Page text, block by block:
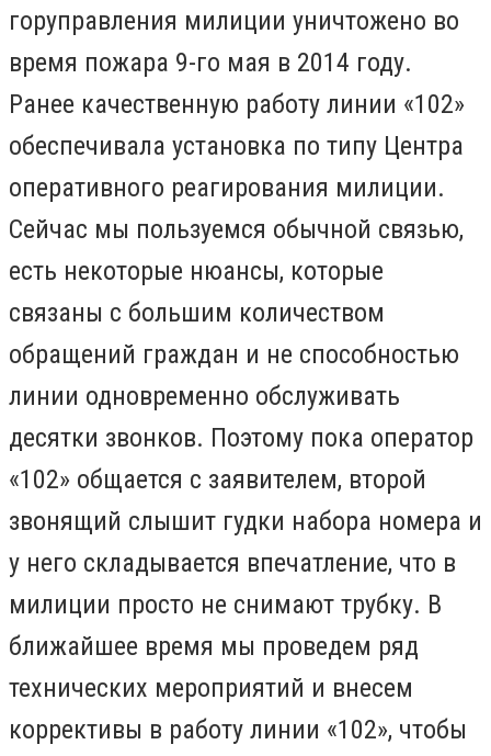
горуправления милиции уничтожено во
время пожара 9-го мая в 2014 году.
Ранее качественную работу линии «102»
обеспечивала установка по типу Центра
оперативного реагирования милиции.
Сейчас мы пользуемся обычной связью,
есть некоторые нюансы, которые
связаны с большим количеством
обращений граждан и не способностью
линии одновременно обслуживать
десятки звонков. Поэтому пока оператор
«102» общается с заявителем, второй
звонящий слышит гудки набора номера и
у него складывается впечатление, что в
милиции просто не снимают трубку. В
ближайшее время мы проведем ряд
технических мероприятий и внесем
коррективы в работу линии «102», чтобы